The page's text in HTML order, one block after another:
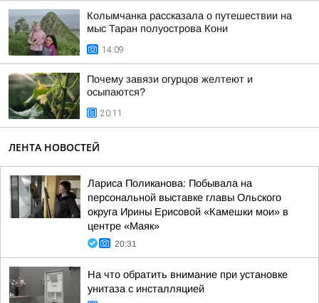
Колымчанка рассказала о путешествии на
мыс Таран полуострова Кони
14:09
Почему завязи огурцов желтеют и
осыпаются?
20:11
ЛЕНТА НОВОСТЕЙ
Лариса Поликанова: Побывала на
персональной выставке главы Ольского
округа Ирины Ерисовой «Камешки мои» в
центре «Маяк»
20:31
На что обратить внимание при установке
унитаза с инсталляцией